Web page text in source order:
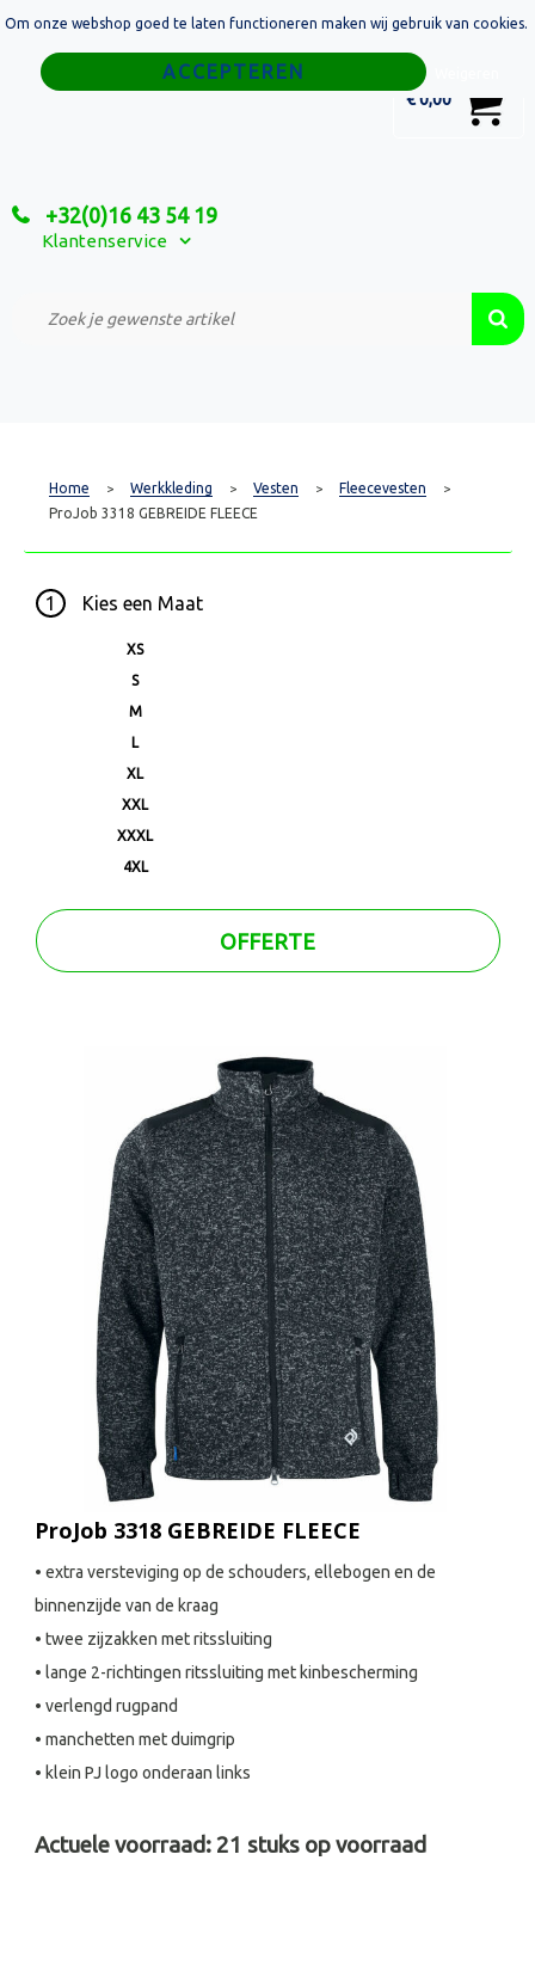
€ 0,00
+32(0)16 43 54 19
Klantenservice
Home
Relatiegeschenken
Custom Made Projecten
Home > Werkkleding > Vesten > Fleecevesten >
ProJob 3318 GEBREIDE FLEECE
1 Kies een Maat
XS
S
M
L
XL
XXL
XXXL
4XL
OFFERTE
ProJob 3318 GEBREIDE FLEECE
• extra versteviging op de schouders, ellebogen en de
binnenzijde van de kraag
• twee zijzakken met ritssluiting
• lange 2-richtingen ritssluiting met kinbescherming
• verlengd rugpand
• manchetten met duimgrip
• klein PJ logo onderaan links
Actuele voorraad:21 stuks op voorraad
Om onze webshop goed te laten functioneren maken wij gebruik van cookies.